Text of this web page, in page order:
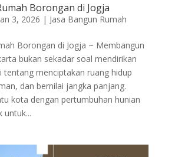
Borongan di Jogja
3, 2026 | Jasa Bangun Rumah
Borongan di Jogja ~ Membangun
bukan sekadar soal mendirikan
tentang menciptakan ruang hidup
dan bernilai jangka panjang.
kota dengan pertumbuhan hunian